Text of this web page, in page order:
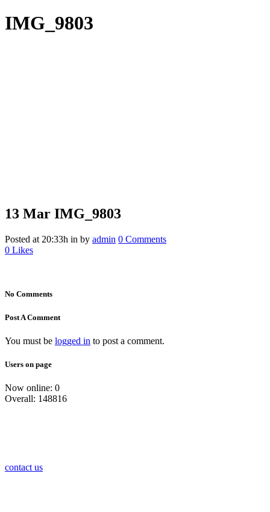
IMG_9803
13 Mar IMG_9803
Posted at 20:33h in by admin 0 Comments
0 Likes
No Comments
Post A Comment
You must be logged in to post a comment.
Users on page
Now online: 0
Overall: 148816
contact us